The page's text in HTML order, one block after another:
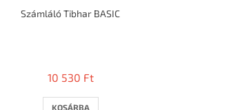
Számláló Tibhar BASIC
10 530 Ft
KOSÁRBA